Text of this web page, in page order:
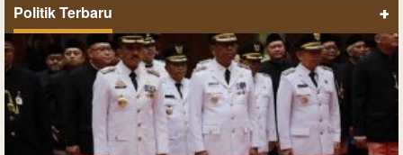
Politik Terbaru +